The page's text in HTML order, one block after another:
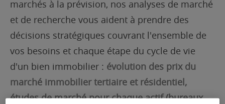
marchés à la prévision, nos analyses de marché
et de recherche vous aident à prendre des
décisions stratégiques couvrant l'ensemble de
vos besoins et chaque étape du cycle de vie
d'un bien immobilier : évolution des prix du
marché immobilier tertiaire et résidentiel,
études de marché pour chaque actif (bureaux,